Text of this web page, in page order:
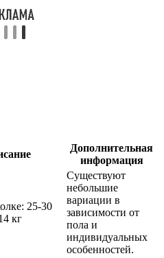
Дополнительная
информация
25-30
кг
Существуют
небольшие
вариации в
зависимости от
пола и
индивидуальных
особенностей.